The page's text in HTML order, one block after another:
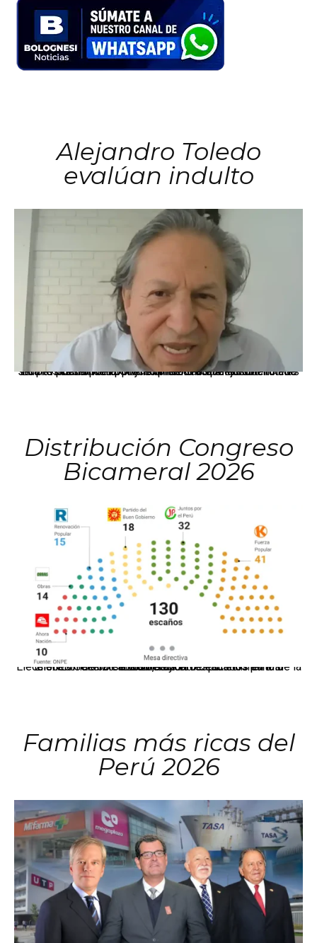
Alejandro Toledo
evalúan indulto
La presidenta Keiko Fujimori informó que la solicitud de indulto presentada por el expresidente Alejandro Toledo será evaluada por la Comisión de Gracias Presidenciales conforme al procedimiento establecido.
Distribución Congreso
Bicameral 2026
El JNE oficializó la distribución de escaños para la elección de 60 senadores y 130 diputados en las Elecciones Generales 2026, tras el restablecimiento de la Bicameralidad.
Familias más ricas del
Perú 2026